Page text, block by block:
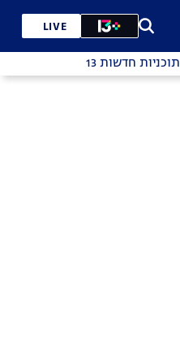
LIVE
תוכניות חדשות 13